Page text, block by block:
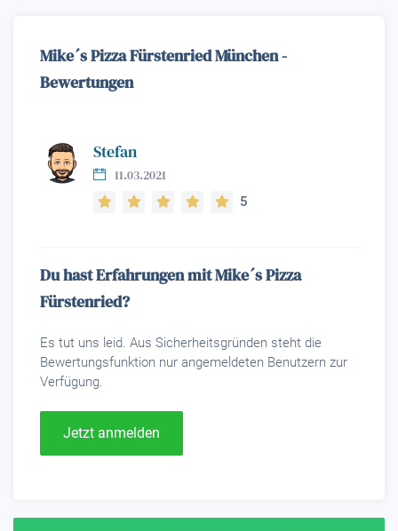
Mike´s Pizza Fürstenried München -
Bewertungen
Stefan
11.03.2021
5
Du hast Erfahrungen mit Mike´s Pizza
Fürstenried?
Es tut uns leid. Aus Sicherheitsgründen steht die
Bewertungsfunktion nur angemeldeten Benutzern zur
Verfügung.
Jetzt anmelden